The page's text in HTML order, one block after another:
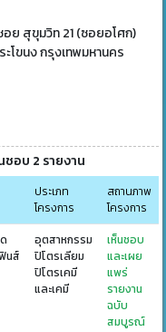
อย สุขุมวิท 21 (ซอยอโศก)
โขนง กรุงเทพมหานคร
ชอบ 2 รายงาน
ประเภท
โครงการ
สถานภาพ
โครงการ
นส์
อุตสาหกรรม
ปิโตรเลียม
ปิโตรเคมี
และเคมี
เห็นชอบ
และเผย
แพร่
รายงาน
ฉบับ
สมบูรณ์